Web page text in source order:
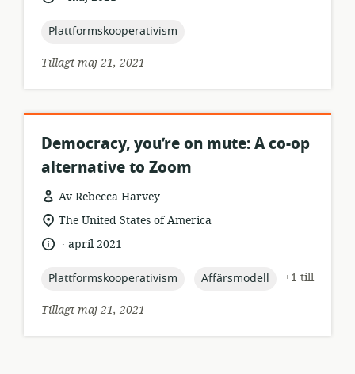
topic:
Plattformskooperativism
Tillagt maj 21, 2021
Democracy, you’re on mute: A co-op
alternative to Zoom
Av Rebecca Harvey
resursformat:
relevant
The United States of America
språk:
.
publiceringsdatum:
april 2021
topic:
Plattformskooperativism topic:
Affärsmodell
+1 till
Tillagt maj 21, 2021